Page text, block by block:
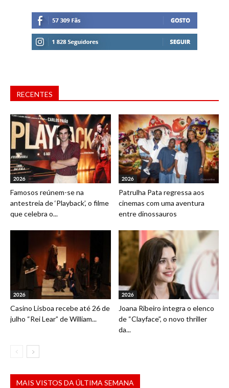
RECENTES
2026
Famosos reúnem-se na
antestreia de ‘Playback’, o filme
que celebra o...
2026
Patrulha Pata regressa aos
cinemas com uma aventura
entre dinossauros
2026
Casino Lisboa recebe até 26 de
julho “Rei Lear” de William...
2026
Joana Ribeiro integra o elenco
de “Clayface”, o novo thriller
da...
MAIS VISTOS DA ÚLTIMA SEMANA